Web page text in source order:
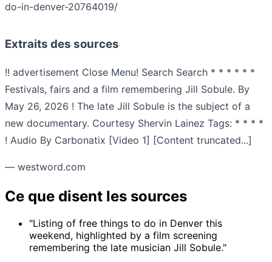
do-in-denver-20764019/
Extraits des sources
!! advertisement Close Menu! Search Search * * * * * *
Festivals, fairs and a film remembering Jill Sobule. By
May 26, 2026 ! The late Jill Sobule is the subject of a
new documentary. Courtesy Shervin Lainez Tags: * * * *
! Audio By Carbonatix [Video 1] [Content truncated...]
— westword.com
Ce que disent les sources
"Listing of free things to do in Denver this
weekend, highlighted by a film screening
remembering the late musician Jill Sobule."